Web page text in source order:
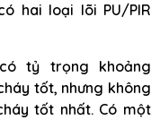
hai loại lõi PU/PIR
tỷ trọng khoảng
tốt, nhưng không
tốt nhất. Có một